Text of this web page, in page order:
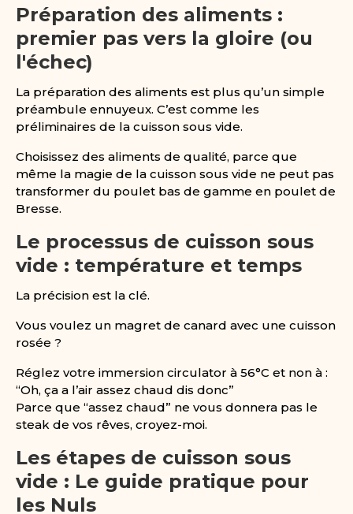
Préparation des aliments :
premier pas vers la gloire (ou
l'échec)
La préparation des aliments est plus qu’un simple
préambule ennuyeux. C’est comme les
préliminaires de la cuisson sous vide.
Choisissez des aliments de qualité, parce que
même la magie de la cuisson sous vide ne peut pas
transformer du poulet bas de gamme en poulet de
Bresse.
Le processus de cuisson sous
vide : température et temps
La précision est la clé.
Vous voulez un magret de canard avec une cuisson
rosée ?
Réglez votre immersion circulator à 56°C et non à :
“Oh, ça a l’air assez chaud dis donc”
Parce que “assez chaud” ne vous donnera pas le
steak de vos rêves, croyez-moi.
Les étapes de cuisson sous
vide : Le guide pratique pour
les Nuls